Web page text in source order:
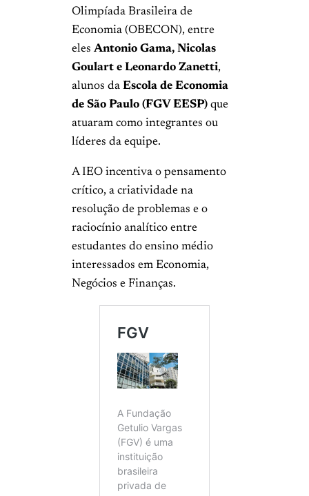
Olimpíada Brasileira de
Economia (OBECON), entre
eles Antonio Gama, Nicolas
Goulart e Leonardo Zanetti,
alunos da Escola de Economia
de São Paulo (FGV EESP) que
atuaram como integrantes ou
líderes da equipe.
A IEO incentiva o pensamento
crítico, a criatividade na
resolução de problemas e o
raciocínio analítico entre
estudantes do ensino médio
interessados em Economia,
Negócios e Finanças.